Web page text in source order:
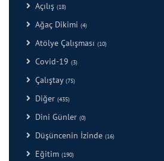
Açılış (18)
Ağaç Dikimi (4)
Atölye Çalışması (10)
Covid-19 (3)
Çalıştay (75)
Diğer (435)
Dini Günler (0)
Düşüncenin İzinde (16)
Eğitim (190)